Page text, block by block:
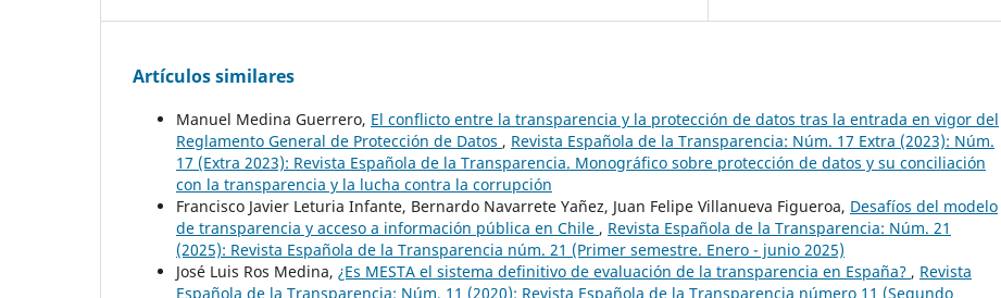
Artículos similares
Manuel Medina Guerrero, El conflicto entre la transparencia y la protección de datos tras la entrada en vigor del
Reglamento General de Protección de Datos , Revista Española de la Transparencia: Núm. 17 Extra (2023): Núm.
17 (Extra 2023): Revista Española de la Transparencia. Monográfico sobre protección de datos y su conciliación
con la transparencia y la lucha contra la corrupción
Francisco Javier Leturia Infante, Bernardo Navarrete Yañez, Juan Felipe Villanueva Figueroa, Desafíos del modelo
de transparencia y acceso a información pública en Chile , Revista Española de la Transparencia: Núm. 21
(2025): Revista Española de la Transparencia núm. 21 (Primer semestre. Enero - junio 2025)
José Luis Ros Medina, ¿Es MESTA el sistema definitivo de evaluación de la transparencia en España? , Revista
Española de la Transparencia: Núm. 11 (2020): Revista Española de la Transparencia número 11 (Segundo